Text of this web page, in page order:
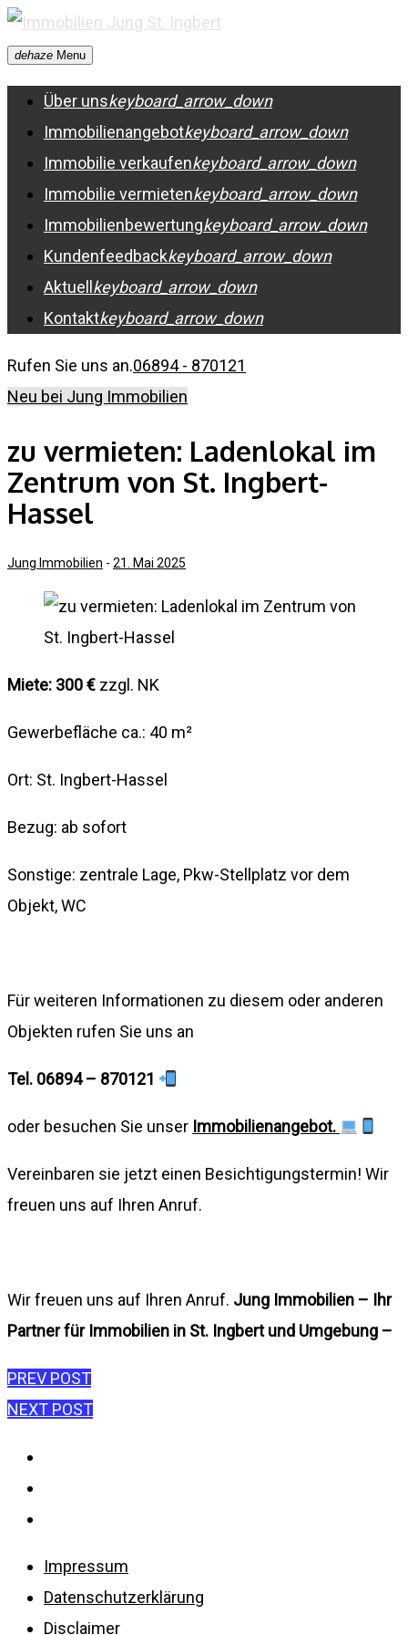
Skip
to
content
dehaze Menu
Über unskeyboard_arrow_down
Immobilienangebotkeyboard_arrow_down
Immobilie verkaufenkeyboard_arrow_down
Immobilie vermietenkeyboard_arrow_down
Immobilienbewertungkeyboard_arrow_down
Kundenfeedbackkeyboard_arrow_down
Aktuell keyboard_arrow_down
Kontaktkeyboard_arrow_down
Rufen Sie uns an.06894 - 870121
Neu bei Jung Immobilien
zu vermieten: Ladenlokal im
Zentrum von St. Ingbert-
Hassel
Jung Immobilien - 21. Mai 2025
Miete: 300 € zzgl. NK
Gewerbefläche ca.: 40 m²
Ort: St. Ingbert-Hassel
Bezug: ab sofort
Sonstige: zentrale Lage, Pkw-Stellplatz vor dem
Objekt, WC
Für weiteren Informationen zu diesem oder anderen
Objekten rufen Sie uns an
Tel. 06894 – 870121
oder besuchen Sie unser Immobilienangebot.
Vereinbaren sie jetzt einen Besichtigungstermin! Wir
freuen uns auf Ihren Anruf.
Wir freuen uns auf Ihren Anruf. Jung Immobilien – Ihr
Partner für Immobilien in St. Ingbert und Umgebung –
Beitragsnavigation
PREV POST
NEXT POST
Impressum
Datenschutzerklärung
Disclaimer